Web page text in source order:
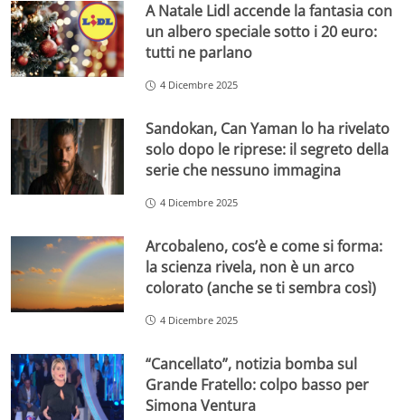
A Natale Lidl accende la fantasia con
un albero speciale sotto i 20 euro:
tutti ne parlano
4 Dicembre 2025
Sandokan, Can Yaman lo ha rivelato
solo dopo le riprese: il segreto della
serie che nessuno immagina
4 Dicembre 2025
Arcobaleno, cos’è e come si forma:
la scienza rivela, non è un arco
colorato (anche se ti sembra così)
4 Dicembre 2025
“Cancellato”, notizia bomba sul
Grande Fratello: colpo basso per
Simona Ventura